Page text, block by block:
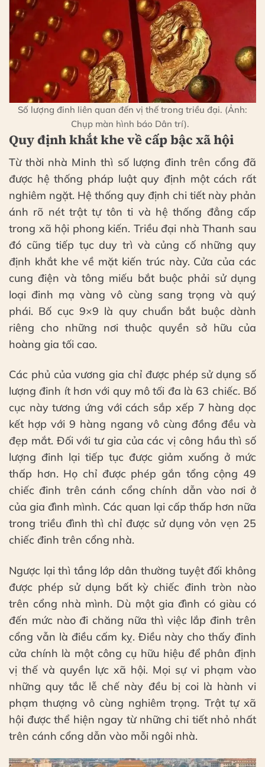
Số lượng đinh liên quan đến vị thế trong triều đại. (Ảnh:
Chụp màn hình báo Dân trí).
Quy định khắt khe về cấp bậc xã hội
Từ thời nhà Minh thì số lượng đinh trên cổng đã
được hệ thống pháp luật quy định một cách rất
nghiêm ngặt. Hệ thống quy định chi tiết này phản
ánh rõ nét trật tự tôn ti và hệ thống đẳng cấp
trong xã hội phong kiến. Triều đại nhà Thanh sau
đó cũng tiếp tục duy trì và củng cố những quy
định khắt khe về mặt kiến trúc này. Cửa của các
cung điện và tông miếu bắt buộc phải sử dụng
loại đinh mạ vàng vô cùng sang trọng và quý
phái. Bố cục 9×9 là quy chuẩn bắt buộc dành
riêng cho những nơi thuộc quyền sở hữu của
hoàng gia tối cao.
Các phủ của vương gia chỉ được phép sử dụng số
lượng đinh ít hơn với quy mô tối đa là 63 chiếc. Bố
cục này tương ứng với cách sắp xếp 7 hàng dọc
kết hợp với 9 hàng ngang vô cùng đồng đều và
đẹp mắt. Đối với tư gia của các vị công hầu thì số
lượng đinh lại tiếp tục được giảm xuống ở mức
thấp hơn. Họ chỉ được phép gắn tổng cộng 49
chiếc đinh trên cánh cổng chính dẫn vào nơi ở
của gia đình mình. Các quan lại cấp thấp hơn nữa
trong triều đình thì chỉ được sử dụng vỏn vẹn 25
chiếc đinh trên cổng nhà.
Ngược lại thì tầng lớp dân thường tuyệt đối không
được phép sử dụng bất kỳ chiếc đinh tròn nào
trên cổng nhà mình. Dù một gia đình có giàu có
đến mức nào đi chăng nữa thì việc lắp đinh trên
cổng vẫn là điều cấm kỵ. Điều này cho thấy đinh
cửa chính là một công cụ hữu hiệu để phân định
vị thế và quyền lực xã hội. Mọi sự vi phạm vào
những quy tắc lễ chế này đều bị coi là hành vi
phạm thượng vô cùng nghiêm trọng. Trật tự xã
hội được thể hiện ngay từ những chi tiết nhỏ nhất
trên cánh cổng dẫn vào mỗi ngôi nhà.